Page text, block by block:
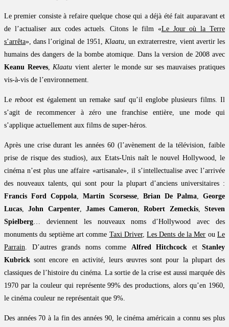
Le premier consiste à refaire quelque chose qui a déjà été fait auparavant et
de l’actualiser aux codes actuels. Citons le film «Le Jour où la Terre
s’arrêta», dans l’original de 1951, Klaatu, un extraterrestre, vient avertir les
humains des dangers de la bombe atomique. Dans la version de 2008 avec
Keanu Reeves,Klaatu vient alerter le monde sur ses mauvaises pratiques
vis-à-vis de l’environnement.
Lereboot est également un remake sauf qu’il englobe plusieurs films. Il
s’agit de recommencer à zéro une franchise entière, une mode qui
s’applique actuellement aux films de super-héros.
Après une crise durant les années 60 (l’avènement de la télévision, faible
prise de risque des studios), aux Etats-Unis naît le nouvel Hollywood, le
cinéma n’est plus une affaire «artisanale», il s’intellectualise avec l’arrivée
des nouveaux talents, qui sont pour la plupart d’anciens universitaires :
Francis Ford Coppola,Martin Scorsesse, Brian De Palma, George
Lucas,John Carpenter, James Cameron,Robert Zemeckis,Steven
Spielberg… deviennent les nouveaux noms d’Hollywood avec des
monuments du septième art comme Taxi Driver,Les Dents de la Mer ouLe
Parrain. D’autres grands noms comme Alfred Hitchcock et Stanley
Kubrick sont encore en activité, leurs œuvres sont pour la plupart des
classiques de l’histoire du cinéma. La sortie de la crise est aussi marquée dès
1970 par la couleur qui représente 99% des productions, alors qu’en 1960,
le cinéma couleur ne représentait que 9%.
Des années 70 à la fin des années 90, le cinéma américain a connu ses plus